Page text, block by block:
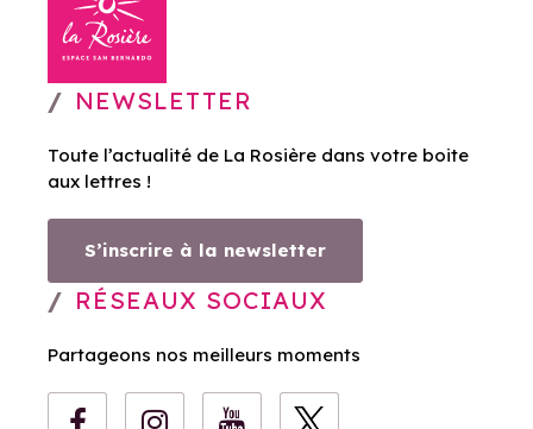
NEWSLETTER
Toute l’actualité de La Rosière dans votre boite
aux lettres !
S’inscrire à la newsletter
RÉSEAUX SOCIAUX
Partageons nos meilleurs moments